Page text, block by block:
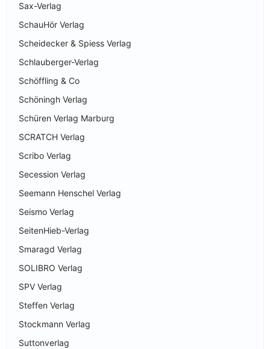
Sax-Verlag
SchauHör Verlag
Scheidecker & Spiess Verlag
Schlauberger-Verlag
Schöffling & Co
Schöningh Verlag
Schüren Verlag Marburg
SCRATCH Verlag
Scribo Verlag
Secession Verlag
Seemann Henschel Verlag
Seismo Verlag
SeitenHieb-Verlag
Smaragd Verlag
SOLIBRO Verlag
SPV Verlag
Steffen Verlag
Stockmann Verlag
Suttonverlag